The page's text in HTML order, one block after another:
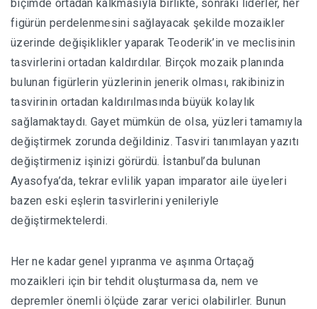
biçimde ortadan kalkmasıyla birlikte, sonraki liderler, her
figürün perdelenmesini sağlayacak şekilde mozaikler
üzerinde değişiklikler yaparak Teoderik’in ve meclisinin
tasvirlerini ortadan kaldırdılar. Birçok mozaik planında
bulunan figürlerin yüzlerinin jenerik olması, rakibinizin
tasvirinin ortadan kaldırılmasında büyük kolaylık
sağlamaktaydı. Gayet mümkün de olsa, yüzleri tamamıyla
değiştirmek zorunda değildiniz. Tasviri tanımlayan yazıtı
değiştirmeniz işinizi görürdü. İstanbul’da bulunan
Ayasofya’da, tekrar evlilik yapan imparator aile üyeleri
bazen eski eşlerin tasvirlerini yenileriyle
değiştirmektelerdi.
Her ne kadar genel yıpranma ve aşınma Ortaçağ
mozaikleri için bir tehdit oluşturmasa da, nem ve
depremler önemli ölçüde zarar verici olabilirler. Bunun